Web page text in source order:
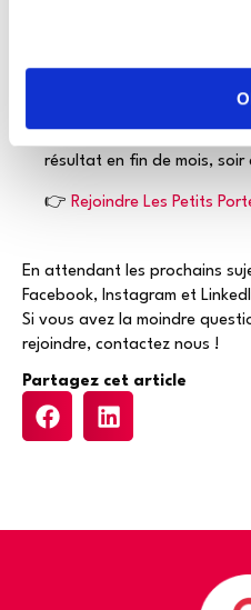
Les adhérents des Petits
couvrant les boissons,
résultat en fin de mois, soir
👉 Rejoindre Les Petits
En attendant les prochains
Facebook, Instagram et
Si vous avez la moindre
rejoindre, contactez nous !
Partagez cet article